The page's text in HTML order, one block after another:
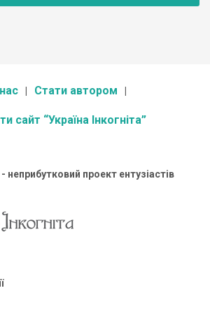
Стати автором
сайт “Україна Інкогніта”
- неприбутковий проект ентузіастів